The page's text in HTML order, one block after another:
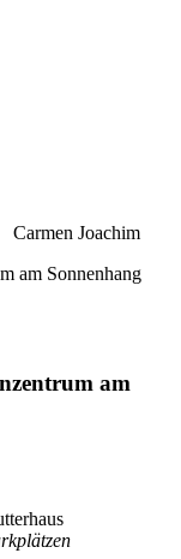
Carmen Joachim
am Sonnenhang
am